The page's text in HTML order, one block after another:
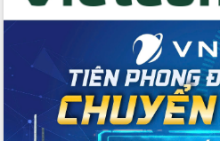
trao đổi thông tin trước Kỳ họp thứ
Quyết liệt cải cách hành chính, khơi
thông nguồn lực phát triển
Nâng cao hiệu lực, hiệu quả HĐND
tỉnh thông qua hiện đại hóa hành chính